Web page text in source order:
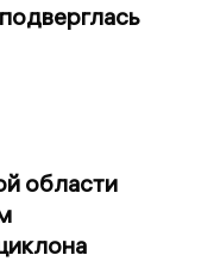
области